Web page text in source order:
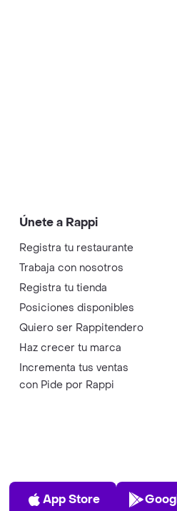
Únete a Rappi
Registra tu restaurante
Trabaja con nosotros
Registra tu tienda
Posiciones disponibles
Quiero ser Rappitendero
Haz crecer tu marca
Incrementa tus ventas
con Pide por Rappi
App Store
App Store